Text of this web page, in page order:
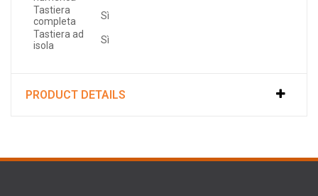
Tastiera
completa
Sì
Tastiera ad
isola
Sì
PRODUCT DETAILS